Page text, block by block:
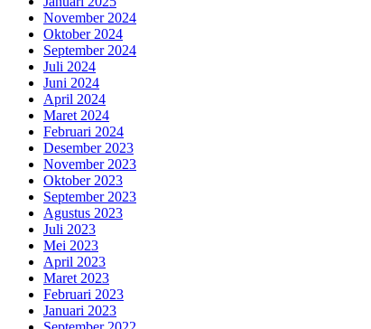
November 2024
Oktober 2024
September 2024
Juli 2024
Juni 2024
April 2024
Maret 2024
Februari 2024
Desember 2023
November 2023
Oktober 2023
September 2023
Agustus 2023
Juli 2023
Mei 2023
April 2023
Maret 2023
Februari 2023
Januari 2023